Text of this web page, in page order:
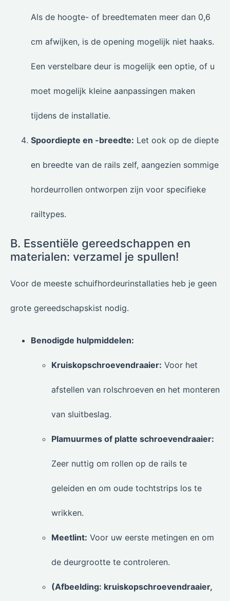
Als de hoogte- of breedtematen meer dan 0,6
cm afwijken, is de opening mogelijk niet haaks.
Een verstelbare deur is mogelijk een optie, of u
moet mogelijk kleine aanpassingen maken
tijdens de installatie.
Spoordiepte en -breedte: Let ook op de diepte
en breedte van de rails zelf, aangezien sommige
hordeurrollen ontworpen zijn voor specifieke
railtypes.
B. Essentiële gereedschappen en
materialen: verzamel je spullen!
Voor de meeste schuifhordeurinstallaties heb je geen
grote gereedschapskist nodig.
Benodigde hulpmiddelen:
Kruiskopschroevendraaier: Voor het
afstellen van rolschroeven en het monteren
van sluitbeslag.
Plamuurmes of platte schroevendraaier:
Zeer nuttig om rollen op de rails te
geleiden en om oude tochtstrips los te
wrikken.
Meetlint: Voor uw eerste metingen en om
de deurgrootte te controleren.
(Afbeelding: kruiskopschroevendraaier,